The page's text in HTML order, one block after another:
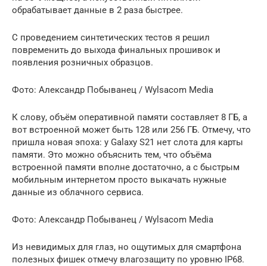
обрабатывает данные в 2 раза быстрее.
С проведением синтетических тестов я решил
повременить до выхода финальных прошивок и
появления розничных образцов.
Фото: Александр Побыванец / Wylsacom Media
К слову, объём оперативной памяти составляет 8 ГБ, а
вот встроенной может быть 128 или 256 ГБ. Отмечу, что
пришла новая эпоха: у Galaxy S21 нет слота для карты
памяти. Это можно объяснить тем, что объёма
встроенной памяти вполне достаточно, а с быстрым
мобильным интернетом просто выкачать нужные
данные из облачного сервиса.
Фото: Александр Побыванец / Wylsacom Media
Из невидимых для глаз, но ощутимых для смартфона
полезных фишек отмечу влагозащиту по уровню IP68.